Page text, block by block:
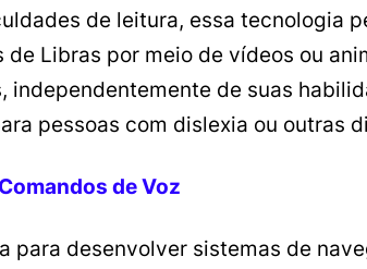
de leitura, essa tecnologia
Libras por meio de vídeos ou
independentemente de suas
pessoas com dislexia ou outras
de Voz
para desenvolver sistemas de